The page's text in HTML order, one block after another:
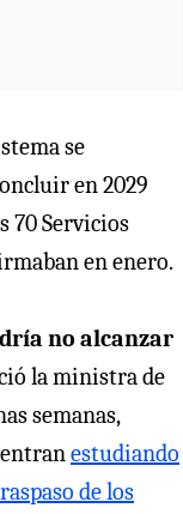
se
en 2029
70 Servicios
en enero.
no alcanzar
la ministra de
semanas,
estudiando
de los